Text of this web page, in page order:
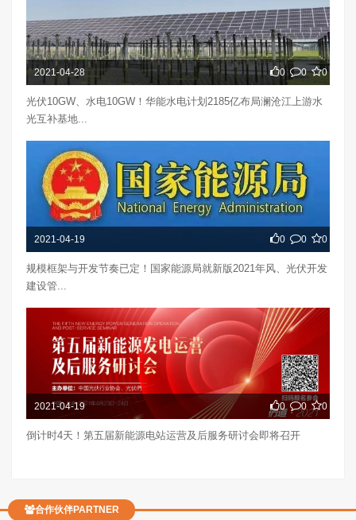
2021-04-28 0 0 0
光伏10GW、水电10GW！华能水电计划2185亿布局澜沧江上游水
光互补基地...
2021-04-19 0 0 0
规模框架与开发节奏已定！国家能源局就新版2021年风、光伏开发
建设管...
2021-04-19 0 0 0
倒计时4天！第五届新能源电站运营及后服务研讨会即将召开
合作伙伴PARTNER